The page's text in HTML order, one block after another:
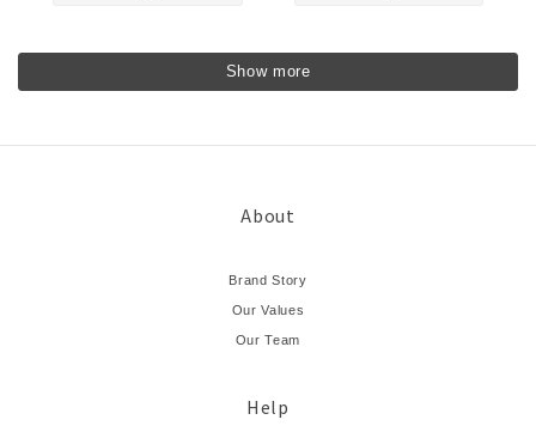
Show more
About
Brand Story
Our Values
Our Team
Help